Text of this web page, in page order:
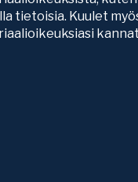
tietoisia. Kuulet